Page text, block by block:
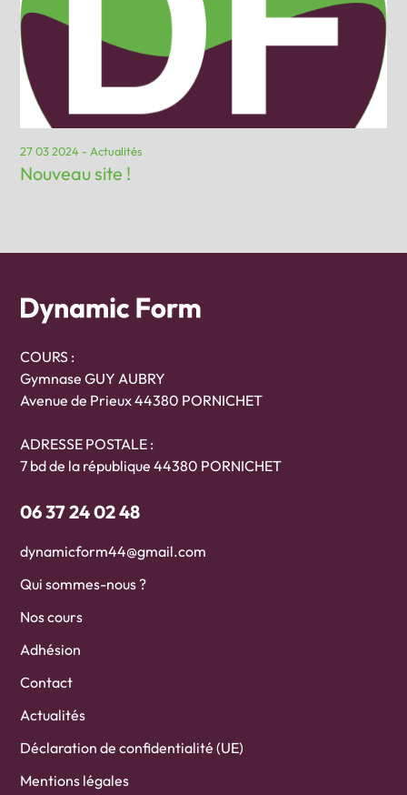
27 03 2024 - Actualités
Nouveau site !
COURS :
Gymnase GUY AUBRY
Avenue de Prieux 44380 PORNICHET
ADRESSE POSTALE :
7 bd de la république 44380 PORNICHET
06 37 24 02 48
dynamicform44@gmail.com
Qui sommes-nous ?
Nos cours
Adhésion
Contact
Actualités
Déclaration de confidentialité (UE)
Mentions légales